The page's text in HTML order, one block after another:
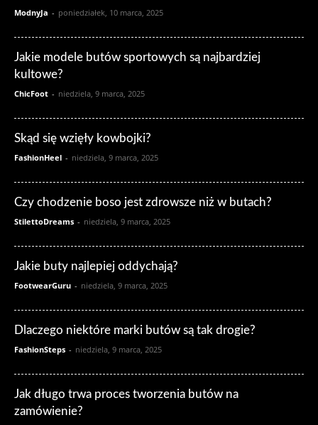
ModnyJa - poniedziałek, 10 marca, 2025
Jakie modele butów sportowych są najbardziej
kultowe?
ChicFoot - niedziela, 9 marca, 2025
Skąd się wzięły kowbojki?
FashionHeel - niedziela, 9 marca, 2025
Czy chodzenie boso jest zdrowsze niż w butach?
StilettoDreams - niedziela, 9 marca, 2025
Jakie buty najlepiej oddychają?
FootwearGuru - niedziela, 9 marca, 2025
Dlaczego niektóre marki butów są tak drogie?
FashionSteps - niedziela, 9 marca, 2025
Jak długo trwa proces tworzenia butów na
zamówienie?